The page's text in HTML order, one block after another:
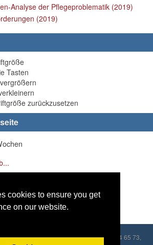
cookies to ensure you get
on our website.
Analyse der Pflegeproblematik (2019)
(2019)
Tasten
zurückzusetzen
...
Praterstraße 54/8A, 1020 Wien, Tel.: 01/214 65 73,